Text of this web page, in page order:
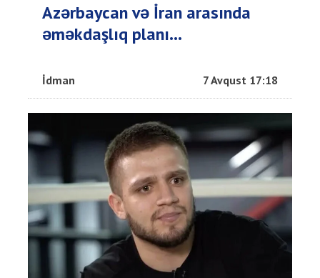
Azərbaycan və İran arasında
əməkdaşlıq planı...
İdman 7 Avqust 17:18